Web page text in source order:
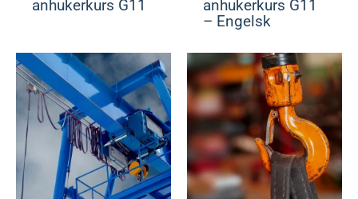
anhukerkurs G11
anhukerkurs G11
– Engelsk